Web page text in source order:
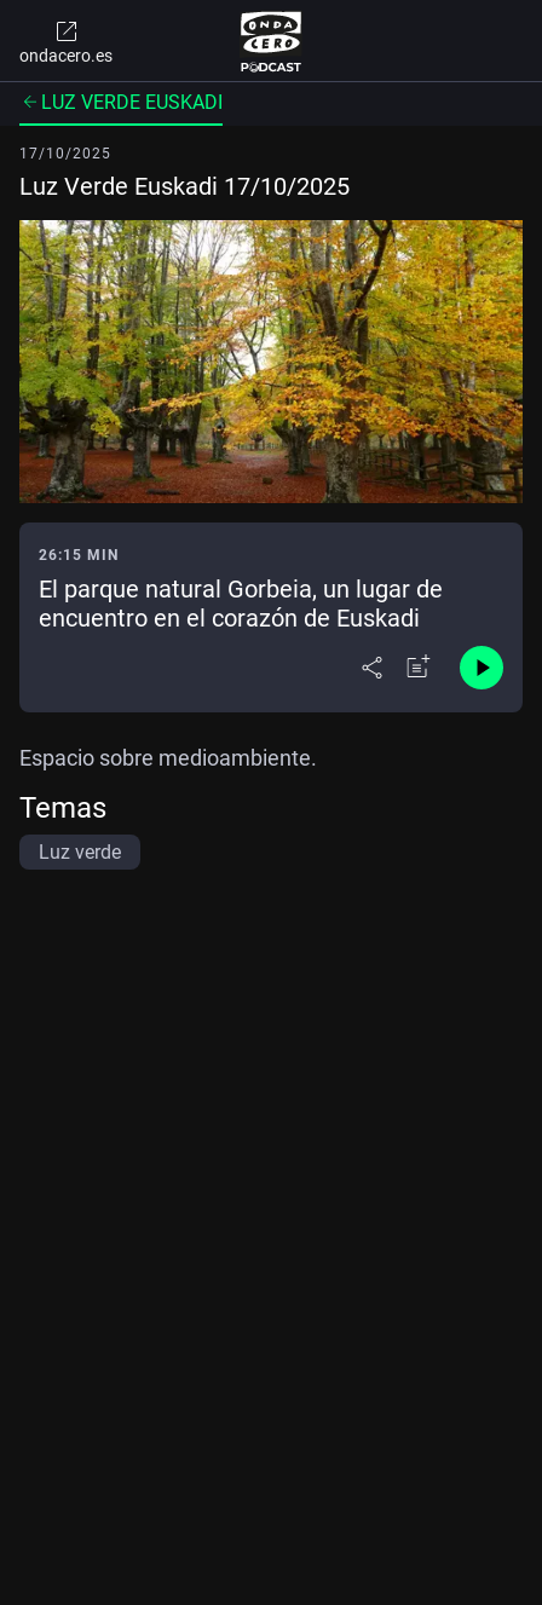
ondacero.es
LUZ VERDE EUSKADI
17/10/2025
Luz Verde Euskadi 17/10/2025
26:15 MIN
El parque natural Gorbeia, un lugar de
encuentro en el corazón de Euskadi
Espacio sobre medioambiente.
Temas
Luz verde